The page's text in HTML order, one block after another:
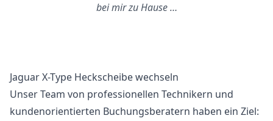
bei mir zu Hause …
Jaguar X-Type Heckscheibe wechseln
Unser Team von professionellen Technikern und
kundenorientierten Buchungsberatern haben ein Ziel: